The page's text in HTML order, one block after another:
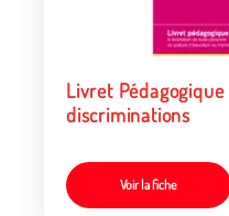
Livret
discriminations
Voir la fiche